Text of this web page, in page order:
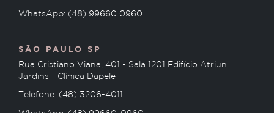
WhatsApp: (48) 99660 0960
SÃO PAULO SP
Rua Cristiano Viana, 401 - Sala 1201 Edifício Atriun
Jardins - Clínica Dapele
Telefone: (48) 3206-4011